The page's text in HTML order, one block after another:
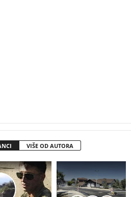
VIŠE OD AUTORA